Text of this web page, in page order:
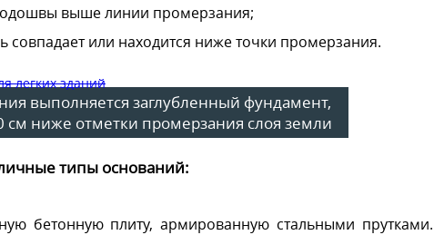
выше линии промерзания;
совпадает или находится ниже точки промерзания.
выполняется заглубленный фундамент,
см ниже отметки промерзания слоя земли
типы оснований:
бетонную плиту, армированную стальными прутками.